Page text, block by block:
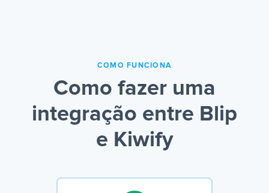
COMO FUNCIONA
Como fazer uma
integração entre Blip
e Kiwify